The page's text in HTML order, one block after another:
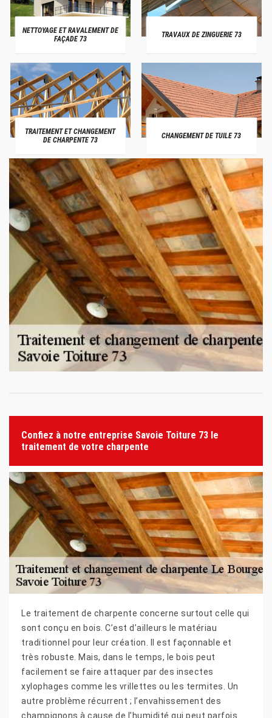
NETTOYAGE ET RAVALEMENT DE
FAÇADE 73
TRAVAUX DE ZINGUERIE 73
TRAITEMENT ET CHANGEMENT
DE CHARPENTE 73
CHANGEMENT DE TUILE 73
Confiez à notre entreprise Savoie Toiture 73 le
traitement de votre charpente
Le traitement de charpente concerne surtout celle qui
sont conçu en bois. C’est d’ailleurs le matériau
traditionnel pour leur création. Il est façonnable et
très robuste. Mais, dans le temps, le bois peut
facilement se faire attaquer par des insectes
xylophages comme les vrillettes ou les termites. Un
autre problème récurrent ; l’envahissement des
champignons à cause de l’humidité qui peut parfois